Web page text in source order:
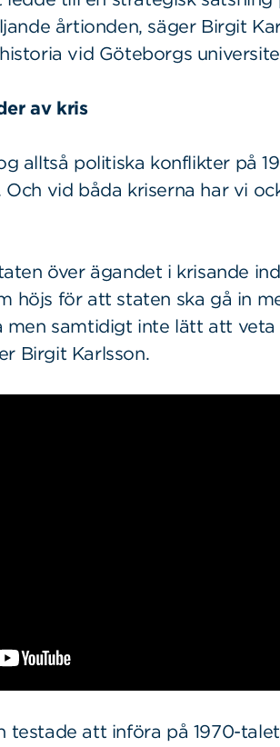
årtionden, säger Birgit
vid Göteborgs
av kris
alltså politiska konflikter på
vid båda kriserna har vi
över ägandet i krisande
höjs för att staten ska gå in
men samtidigt inte lätt att veta
Birgit Karlsson.
testade att införa på 1970-